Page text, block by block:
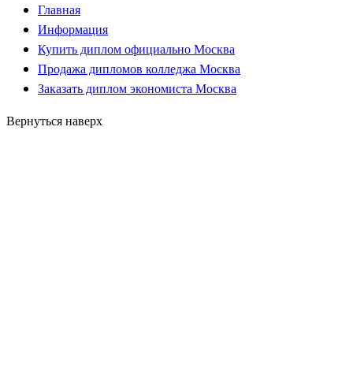
Главная
Информация
Купить диплом официально Москва
Продажа дипломов колледжа Москва
Заказать диплом экономиста Москва
Вернуться наверх